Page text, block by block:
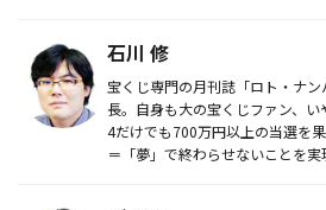
石川 修
宝くじ専門の月刊誌「ロト・ナ
長。自身も大の宝くじファン、
4だけでも700万円以上の当選を
＝「夢」で終わらせないことを